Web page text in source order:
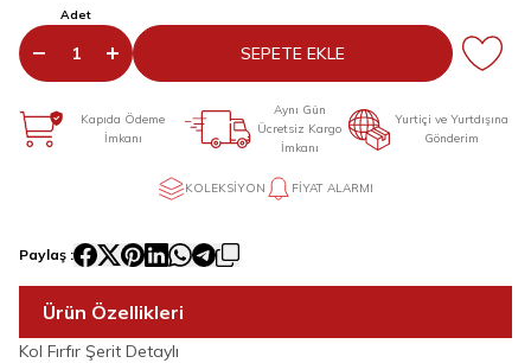
Adet
SEPETE EKLE
Kapıda Ödeme
İmkanı
Aynı Gün
Ücretsiz Kargo
İmkanı
Yurtiçi ve Yurtdışına
Gönderim
KOLEKSIYON FIYAT ALARMI
Paylaş :
Ürün Özellikleri
Kol Fırfır Şerit Detaylı